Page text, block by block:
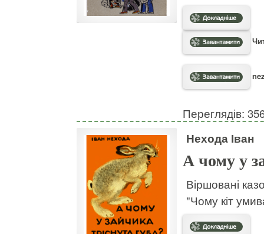
Переглядів:
Нехода Іван
А чому у
Віршовані
"Чому кіт